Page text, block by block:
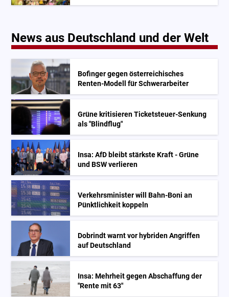
News aus Deutschland und der Welt
Bofinger gegen österreichisches
Renten-Modell für Schwerarbeiter
Grüne kritisieren Ticketsteuer-Senkung
als "Blindflug"
Insa: AfD bleibt stärkste Kraft - Grüne
und BSW verlieren
Verkehrsminister will Bahn-Boni an
Pünktlichkeit koppeln
Dobrindt warnt vor hybriden Angriffen
auf Deutschland
Insa: Mehrheit gegen Abschaffung der
"Rente mit 63"